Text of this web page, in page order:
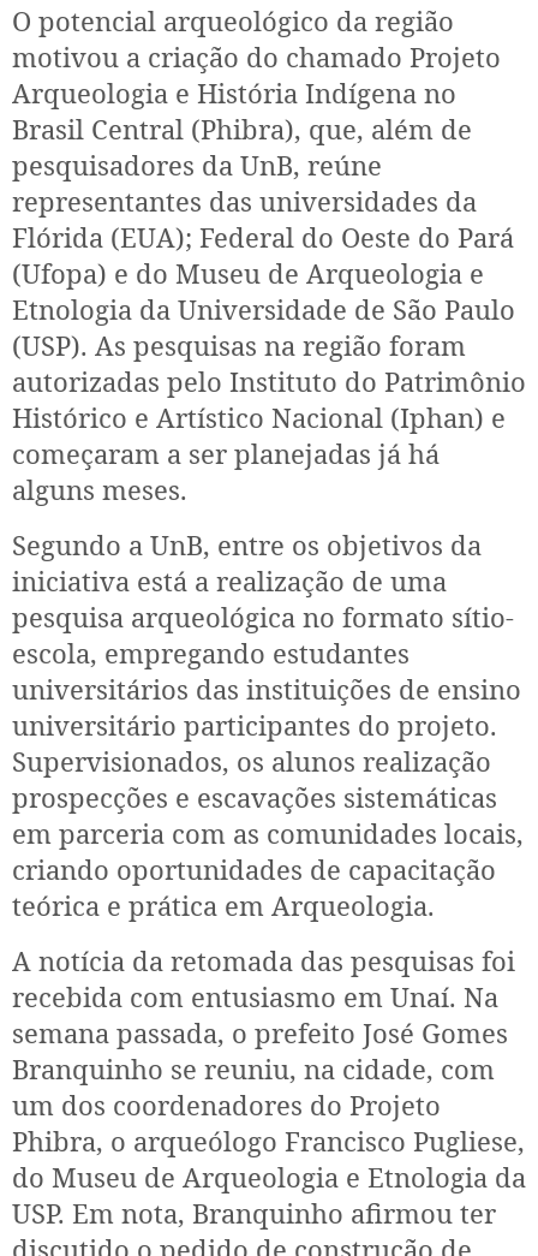
O potencial arqueológico da região
motivou a criação do chamado Projeto
Arqueologia e História Indígena no
Brasil Central (Phibra), que, além de
pesquisadores da UnB, reúne
representantes das universidades da
Flórida (EUA); Federal do Oeste do Pará
(Ufopa) e do Museu de Arqueologia e
Etnologia da Universidade de São Paulo
(USP). As pesquisas na região foram
autorizadas pelo Instituto do Patrimônio
Histórico e Artístico Nacional (Iphan) e
começaram a ser planejadas já há
alguns meses.
Segundo a UnB, entre os objetivos da
iniciativa está a realização de uma
pesquisa arqueológica no formato sítio-
escola, empregando estudantes
universitários das instituições de ensino
universitário participantes do projeto.
Supervisionados, os alunos realização
prospecções e escavações sistemáticas
em parceria com as comunidades locais,
criando oportunidades de capacitação
teórica e prática em Arqueologia.
A notícia da retomada das pesquisas foi
recebida com entusiasmo em Unaí. Na
semana passada, o prefeito José Gomes
Branquinho se reuniu, na cidade, com
um dos coordenadores do Projeto
Phibra, o arqueólogo Francisco Pugliese,
do Museu de Arqueologia e Etnologia da
USP. Em nota, Branquinho afirmou ter
discutido o pedido de construção de